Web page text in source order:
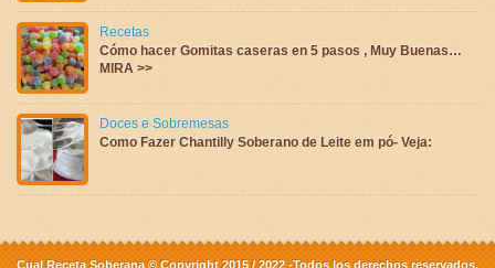
Recetas
Cómo hacer Gomitas caseras en 5 pasos , Muy Buenas…
MIRA >>
Doces e Sobremesas
Como Fazer Chantilly Soberano de Leite em pó- Veja:
Cual Receta Soberana © Copyright 2015 / 2022 -Todos los derechos reservados.